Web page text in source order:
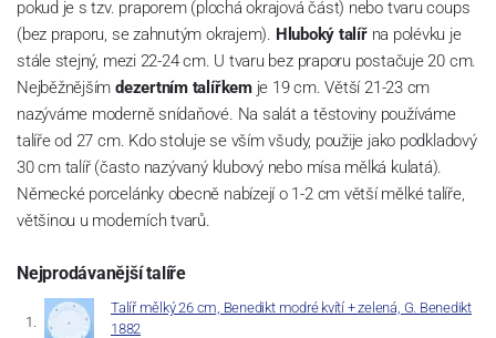
pokud je s tzv. praporem (plochá okrajová část) nebo tvaru coups
(bez praporu, se zahnutým okrajem). Hluboký talířna polévku je
stále stejný, mezi 22-24 cm. U tvaru bez praporu postačuje 20 cm.
Nejběžnějšímdezertním talířkemje 19 cm. Větší 21-23 cm
nazýváme moderně snídaňové. Na salát a těstoviny používáme
talíře od 27 cm. Kdo stoluje se vším všudy, použije jako podkladový
30 cm talíř (často nazývaný klubový nebo mísa mělká kulatá).
Německé porcelánky obecně nabízejí o 1-2 cm větší mělké talíře,
většinou u moderních tvarů.
Nejprodávanější talíře
Talíř mělký 26 cm, Benedikt modré kvítí + zelená, G. Benedikt
1882